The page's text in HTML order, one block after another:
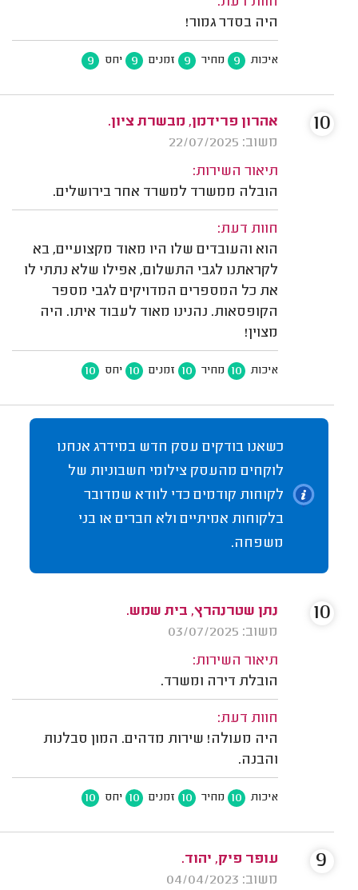
היה בסדר גמור!
איכות 9 מחיר 9 זמנים 9 יחס 9
אהרון פרידמן, מבשרת ציון.
משוב: 22/07/2025
תיאור השירות:
הובלה ממשרד למשרד אחר בירושלים.
חוות דעת:
הוא והעובדים שלו היו מאוד מקצועיים, בא
לקראתנו לגבי התשלום, אפילו שלא נתתי לו
את כל המספרים המדויקים לגבי מספר
הקופסאות. נהנינו מאוד לעבוד איתו. היה
מצוין!
איכות 10 מחיר 10 זמנים 10 יחס 10
10
כשאנו בודקים עסק חדש במידרג אנחנו
לוקחים מהעסק צילומי חשבוניות של
לקוחות קודמים כדי לוודא שמדובר
בלקוחות אמיתיים ולא חברים או בני
משפחה.
נתן שטרנהרץ, בית שמש.
משוב: 03/07/2025
תיאור השירות:
הובלת דירה ומשרד.
חוות דעת:
היה מעולה! שירות מדהים. המון סבלנות
והבנה.
איכות 10 מחיר 10 זמנים 10 יחס 10
10
עופר פיק, יהוד.
משוב: 04/04/2023
9